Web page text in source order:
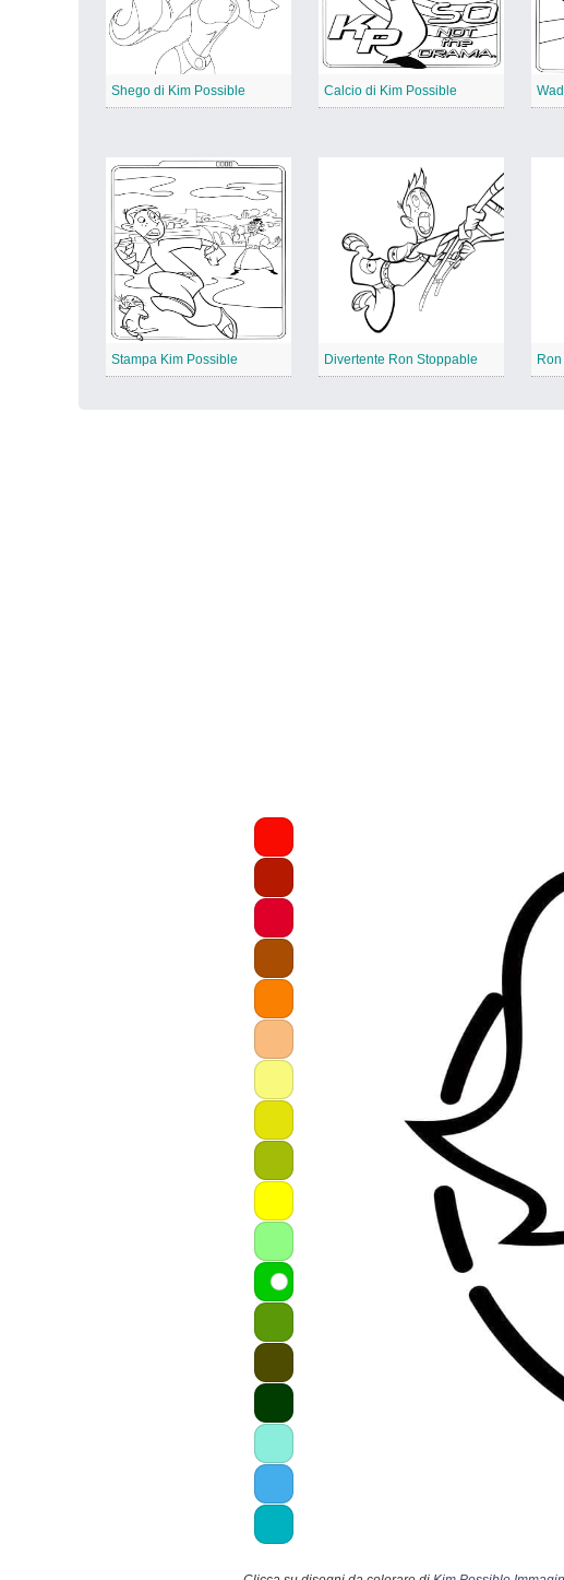
Shego di Kim Possible Calcio di Kim Possible
Stampa Kim Possible Divertente Ron Stoppable